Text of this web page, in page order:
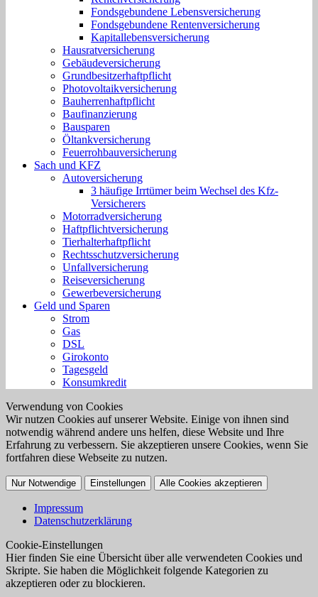
Fondsgebundene Lebensversicherung
Fondsgebundene Rentenversicherung
Kapitallebensversicherung
Hausratversicherung
Gebäudeversicherung
Grundbesitzerhaftpflicht
Photovoltaikversicherung
Bauherrenhaftpflicht
Baufinanzierung
Bausparen
Öltankversicherung
Feuerrohbauversicherung
Sach und KFZ
Autoversicherung
3 häufige Irrtümer beim Wechsel des Kfz-
Versicherers
Motorradversicherung
Haftpflichtversicherung
Tierhalterhaftpflicht
Rechtsschutzversicherung
Unfallversicherung
Reiseversicherung
Gewerbeversicherung
Geld und Sparen
Strom
Gas
DSL
Girokonto
Tagesgeld
Konsumkredit
Verwendung von Cookies
Wir nutzen Cookies auf unserer Website. Einige von ihnen sind
notwendig während andere uns helfen, diese Website und Ihre
Erfahrung zu verbessern. Sie akzeptieren unsere Cookies, wenn Sie
fortfahren diese Webseite zu nutzen.
Nur Notwendige Einstellungen Alle Cookies akzeptieren
Impressum
Datenschutzerklärung
Cookie-Einstellungen
Hier finden Sie eine Übersicht über alle verwendeten Cookies und
Skripte. Sie haben die Möglichkeit folgende Kategorien zu
akzeptieren oder zu blockieren.